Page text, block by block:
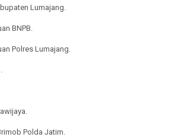
Lumajang.
BNPB.
Polres Lumajang.
Polda Jatim.